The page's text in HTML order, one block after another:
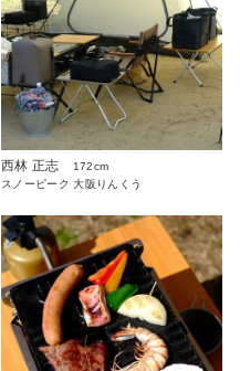
西林 正志
172cm
スノーピーク 大阪りんくう